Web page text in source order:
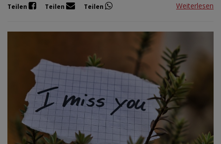
Teilen Teilen Teilen Weiterlesen